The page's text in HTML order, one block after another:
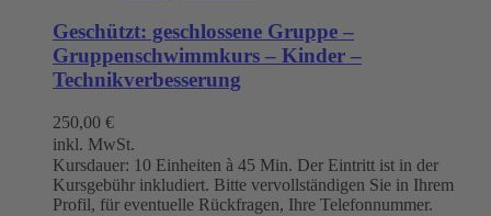
Geschützt: geschlossene Gruppe –
Gruppenschwimmkurs – Kinder –
Technikverbesserung
250,00 €
inkl. MwSt.
Kursdauer: 10 Einheiten à 45 Min. Der Eintritt ist in der
Kursgebühr inkludiert. Bitte vervollständigen Sie in Ihrem
Profil, für eventuelle Rückfragen, Ihre Telefonnummer.